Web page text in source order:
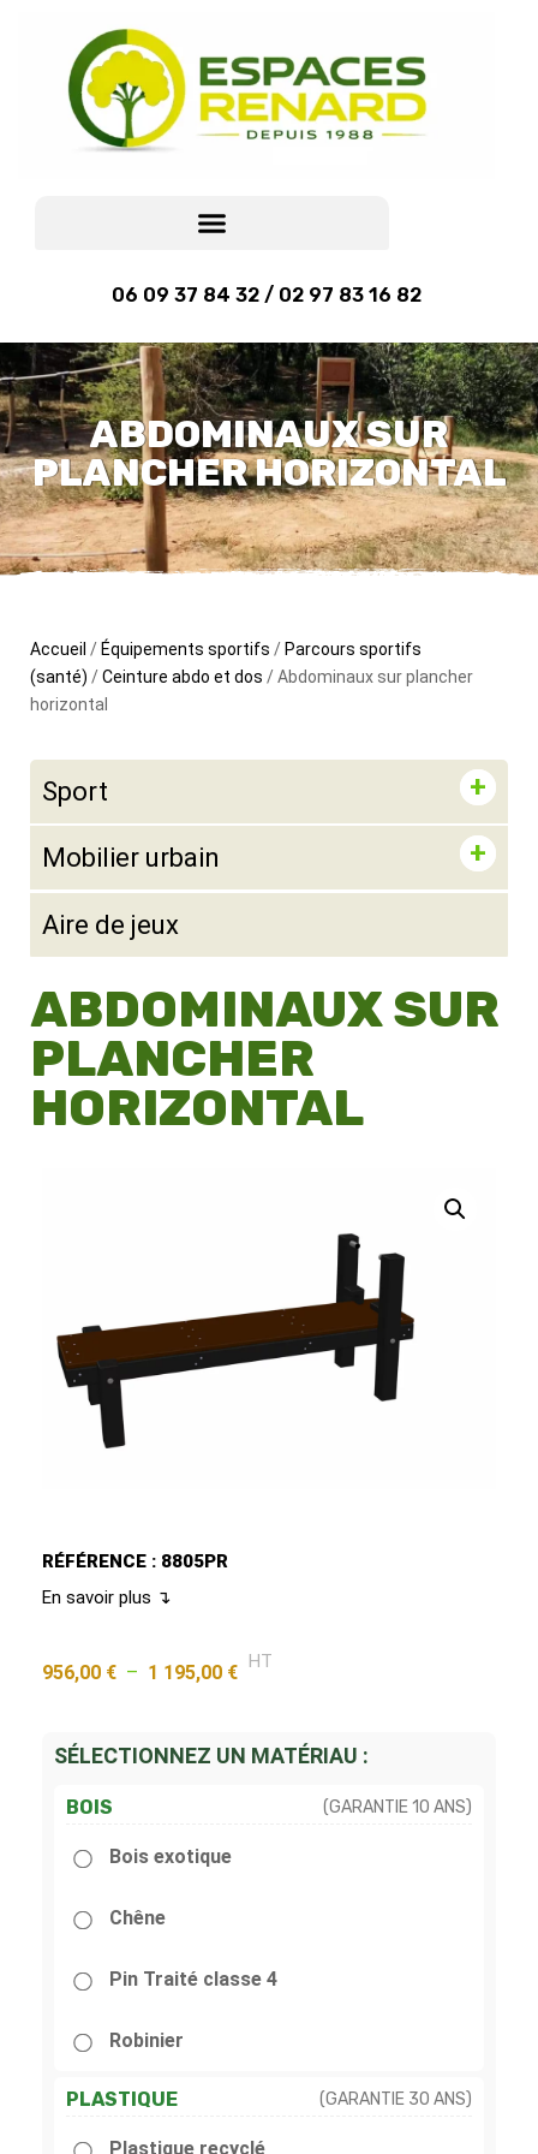
06 09 37 84 32 / 02 97 83 16 82
ABDOMINAUX SUR
PLANCHER HORIZONTAL
Accueil / Équipements sportifs / Parcours sportifs
(santé) /Ceinture abdo et dos / Abdominaux sur plancher
horizontal
Sport
Mobilier urbain
Aire de jeux
ABDOMINAUX SUR
PLANCHER
HORIZONTAL
RÉFÉRENCE : 8805PR
En savoir plus ↴
956,00 € – 1 195,00 € HT
SÉLECTIONNEZ UN MATÉRIAU :
BOIS (GARANTIE 10 ANS)
Bois exotique
Chêne
Pin Traité classe 4
Robinier
PLASTIQUE (GARANTIE 30 ANS)
Plastique recyclé